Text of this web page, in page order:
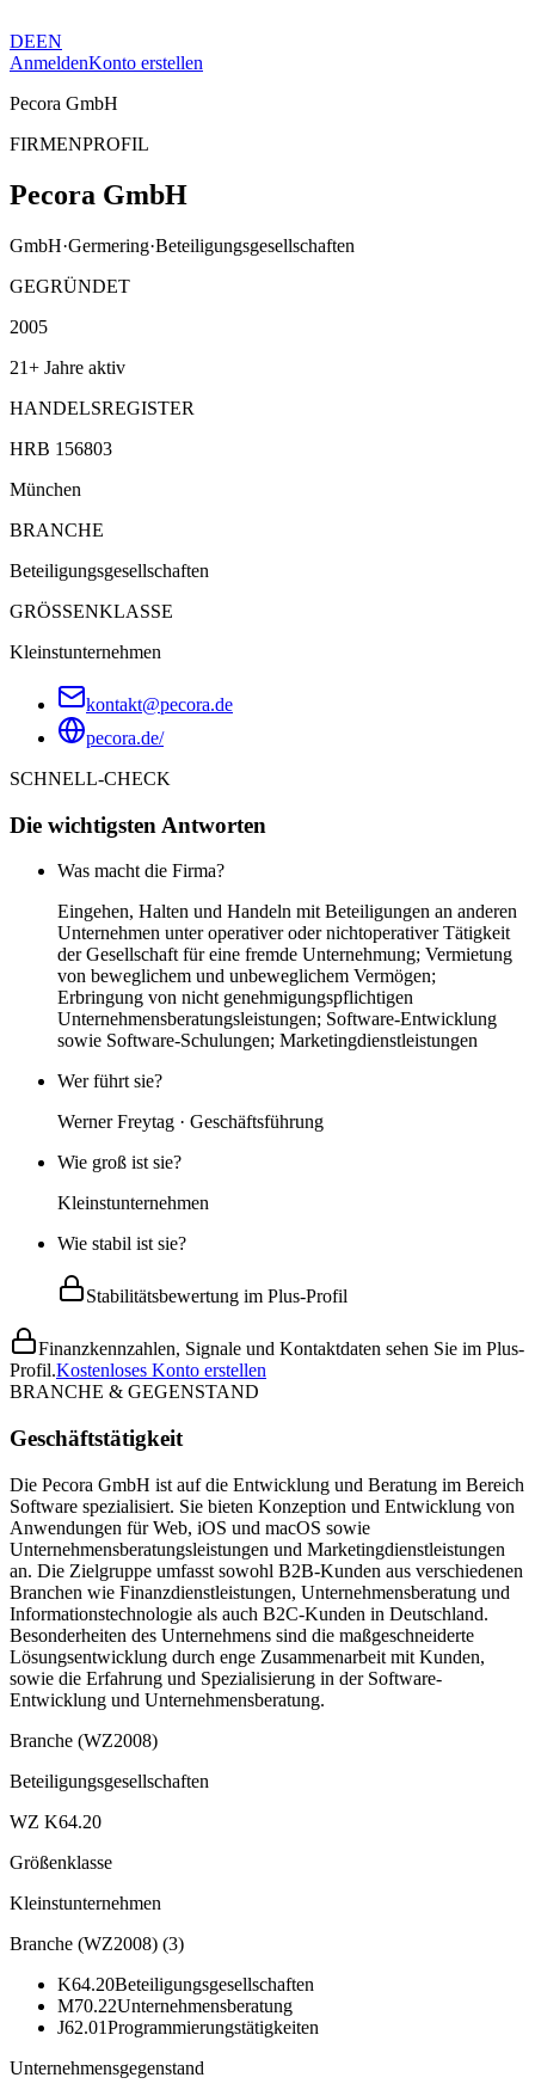
DEEN
AnmeldenKonto erstellen
Pecora GmbH
FIRMENPROFIL
Pecora GmbH
GmbH·Germering·Beteiligungsgesellschaften
GEGRÜNDET
2005
21+ Jahre aktiv
HANDELSREGISTER
HRB 156803
München
BRANCHE
Beteiligungsgesellschaften
GRÖSSENKLASSE
Kleinstunternehmen
kontakt@pecora.de
pecora.de/
SCHNELL-CHECK
Die wichtigsten Antworten
Was macht die Firma?
Eingehen, Halten und Handeln mit Beteiligungen an anderen
Unternehmen unter operativer oder nichtoperativer Tätigkeit
der Gesellschaft für eine fremde Unternehmung; Vermietung
von beweglichem und unbeweglichem Vermögen;
Erbringung von nicht genehmigungspflichtigen
Unternehmensberatungsleistungen; Software-Entwicklung
sowie Software-Schulungen; Marketingdienstleistungen
Wer führt sie?
Werner Freytag · Geschäftsführung
Wie groß ist sie?
Kleinstunternehmen
Wie stabil ist sie?
Stabilitätsbewertung im Plus-Profil
Finanzkennzahlen, Signale und Kontaktdaten sehen Sie im Plus-
Profil.Kostenloses Konto erstellen
BRANCHE & GEGENSTAND
Geschäftstätigkeit
Die Pecora GmbH ist auf die Entwicklung und Beratung im Bereich
Software spezialisiert. Sie bieten Konzeption und Entwicklung von
Anwendungen für Web, iOS und macOS sowie
Unternehmensberatungsleistungen und Marketingdienstleistungen
an. Die Zielgruppe umfasst sowohl B2B-Kunden aus verschiedenen
Branchen wie Finanzdienstleistungen, Unternehmensberatung und
Informationstechnologie als auch B2C-Kunden in Deutschland.
Besonderheiten des Unternehmens sind die maßgeschneiderte
Lösungsentwicklung durch enge Zusammenarbeit mit Kunden,
sowie die Erfahrung und Spezialisierung in der Software-
Entwicklung und Unternehmensberatung.
Branche (WZ2008)
Beteiligungsgesellschaften
WZ K64.20
Größenklasse
Kleinstunternehmen
Branche (WZ2008) (3)
K64.20Beteiligungsgesellschaften
M70.22Unternehmensberatung
J62.01Programmierungstätigkeiten
Unternehmensgegenstand